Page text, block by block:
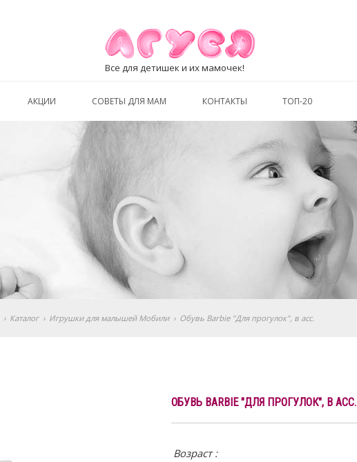
Все для детишек и их мамочек!
АКЦИИ СОВЕТЫ ДЛЯ МАМ КОНТАКТЫ ТОП-20
› Каталог › Игрушки для малышей Мобили › Обувь Barbie "Для прогулок", в асс.
ОБУВЬ BARBIE "ДЛЯ ПРОГУЛОК", В АСС.
Возраст :